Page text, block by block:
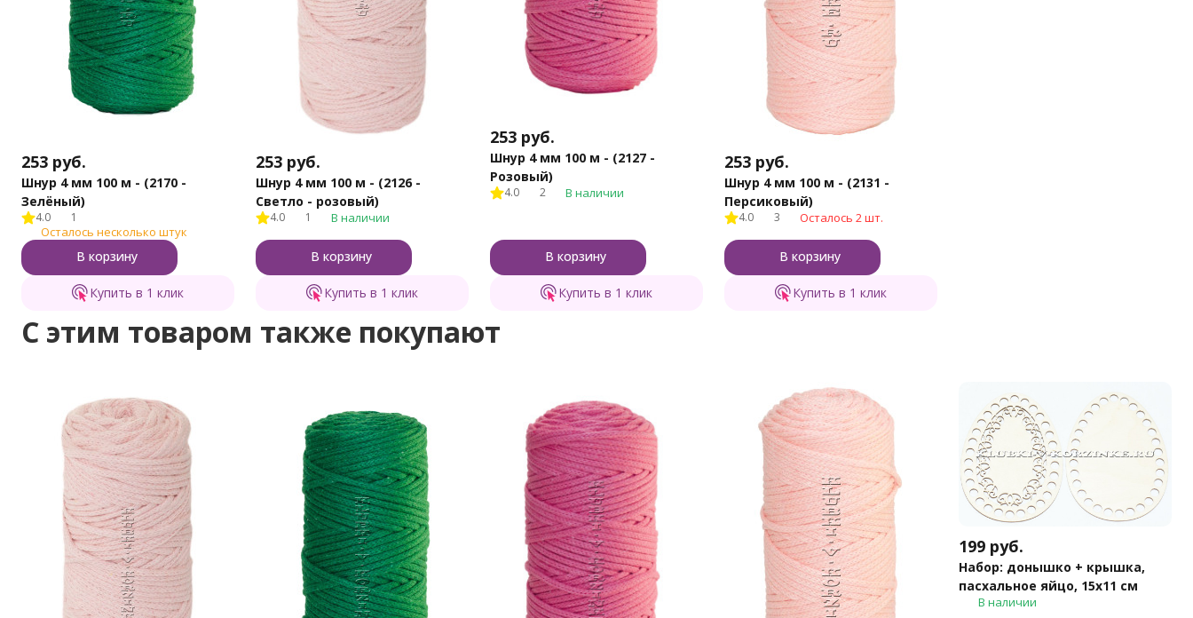
253 руб.
Шнур 4 мм 100 м - (2170 -
Зелёный)
4.0 1
Осталось несколько штук
В корзину
Купить в 1 клик
253 руб.
Шнур 4 мм 100 м - (2126 -
Светло - розовый)
4.0 1 В наличии
В корзину
Купить в 1 клик
253 руб.
Шнур 4 мм 100 м - (2127 -
Розовый)
4.0 2 В наличии
В корзину
Купить в 1 клик
253 руб.
Шнур 4 мм 100 м - (2131 -
Персиковый)
4.0 3 Осталось 2 шт.
В корзину
Купить в 1 клик
C этим товаром также покупают
199 руб.
Набор: донышко + крышка,
пасхальное яйцо, 15х11 см
В наличии